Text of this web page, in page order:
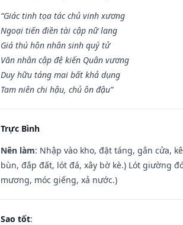
“Giác tinh tọa tác chủ vinh xương
Ngoại tiến điền tài cập nữ lang
Giá thú hôn nhân sinh quý tử
Văn nhân cập đệ kiến Quân vương
Duy hữu táng mai bất khả dụng
Tam niên chi hậu, chủ ôn đậu”
Trực Bình
Nên làm: Nhập vào kho, đặt táng, gắn cửa,
bùn, đắp đất, lót đá, xây bờ kè.) Lót giường
mương, móc giếng, xả nước.)
Sao tốt: